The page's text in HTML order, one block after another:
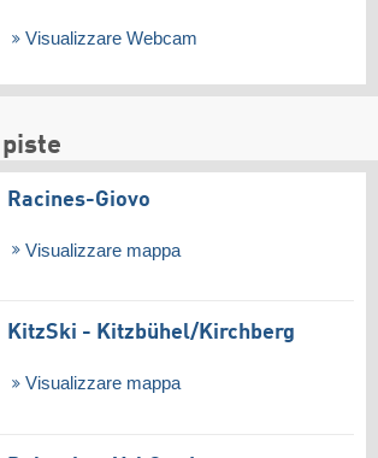
Visualizzare Webcam
Racines-Giovo
Visualizzare mappa
KitzSki - Kitzbühel/​Kirchberg
Visualizzare mappa